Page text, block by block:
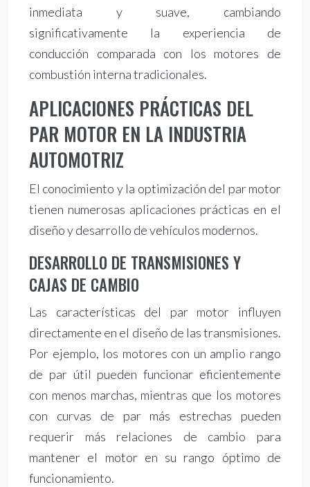
inmediata y suave, cambiando
significativamente la experiencia de
conducción comparada con los motores de
combustión interna tradicionales.
APLICACIONES PRÁCTICAS DEL
PAR MOTOR EN LA INDUSTRIA
AUTOMOTRIZ
El conocimiento y la optimización del par motor
tienen numerosas aplicaciones prácticas en el
diseño y desarrollo de vehículos modernos.
DESARROLLO DE TRANSMISIONES Y
CAJAS DE CAMBIO
Las características del par motor influyen
directamente en el diseño de las transmisiones.
Por ejemplo, los motores con un amplio rango
de par útil pueden funcionar eficientemente
con menos marchas, mientras que los motores
con curvas de par más estrechas pueden
requerir más relaciones de cambio para
mantener el motor en su rango óptimo de
funcionamiento.